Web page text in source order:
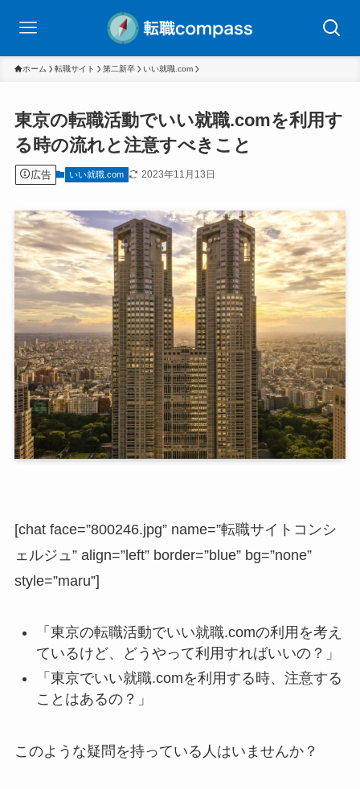
ホーム 転職サイト 第二新卒 いい就職.com
東京の転職活動でいい就職.comを利用す
る時の流れと注意すべきこと
広告 いい就職.com 2023年11月13日
[chat face=”800246.jpg” name=”転職サイトコンシ
ェルジュ” align=”left” border=”blue” bg=”none”
style=”maru”]
「東京の転職活動でいい就職.comの利用を考え
ているけど、どうやって利用すればいいの？」
「東京でいい就職.comを利用する時、注意する
ことはあるの？」
このような疑問を持っている人はいませんか？